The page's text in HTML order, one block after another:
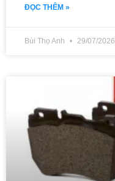
ĐỌC THÊM »
Bùi Thọ Anh 29/07/2026